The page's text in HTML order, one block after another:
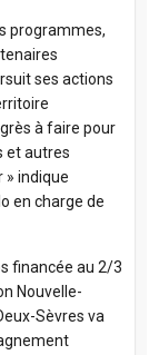
programmes,
ses actions
à faire pour
et autres
indique
en charge de
financée au 2/3
Nouvelle-
Sèvres va